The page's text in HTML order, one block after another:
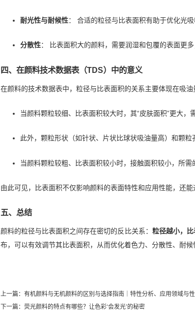
耐光性与耐候性： 合适的粒径与比表面积有助于优化光
分散性： 比表面积大的颜料，需要润湿和包覆的表面更
四、在颜料技术数据表（TDS）中的意义
在颜料的技术数据表中，粒径与比表面积的关系主要体现在吸
当颜料颗粒较细、比表面积较大时，其“皮肤面积”更大
此外，颗粒形状（如针状、片状比球状吸油量高）和颗
当颜料颗粒较粗、比表面积较小时，接触面积较小，所需
由此可见，比表面积不仅影响颜料的表面特性和应用性能，还
五、总结
颜料的粒径与比表面积之间存在密切的反比关系： 粒径越小，比
布，可以有效调节其比表面积，从而优化着色力、分散性、耐
上一篇： 有机颜料与无机颜料的区别与选择指南｜特性分析、应用领域与
下一篇： 荧光颜料的特点有哪些？让色彩‘会发光’的秘密